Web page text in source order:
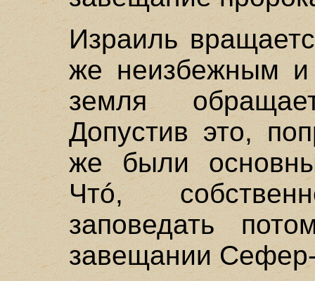
Израиль
же неизбежным и
земля
Допустив это,
же были
Чтó,
заповедать
завещании